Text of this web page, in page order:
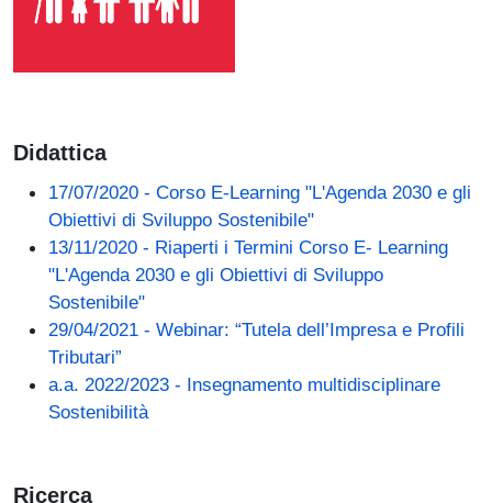
Didattica
17/07/2020 - Corso E-Learning "L'Agenda 2030 e gli
Obiettivi di Sviluppo Sostenibile"
13/11/2020 - Riaperti i Termini Corso E- Learning
"L'Agenda 2030 e gli Obiettivi di Sviluppo
Sostenibile"
29/04/2021 - Webinar: “Tutela dell’Impresa e Profili
Tributari”
a.a. 2022/2023 - Insegnamento multidisciplinare
Sostenibilità
Ricerca